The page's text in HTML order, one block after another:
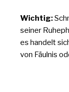
Wichtig:
seiner
es handelt
von Fäulnis